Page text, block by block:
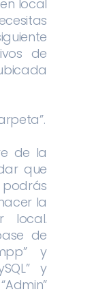
local
de
de la
que
la
local.
de
y
y